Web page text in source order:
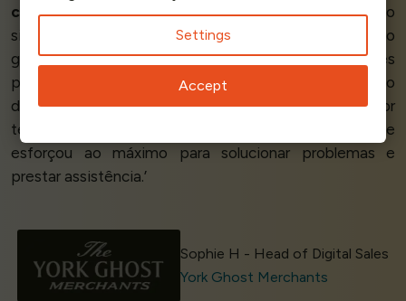
comerciais complexase oalto tráfegoem nosso
site em horários e datas específicos estava causando
grandes problemas. O Queue-Fair agora gerencia esses
problemas com eficiência e temos
do fluxo
de vendas. Osuporte imediatodisponível por
telefone é
- a equipe da Queue Fair se
esforçou ao máximo para solucionar problemas e
prestar assistência.’
Sophie H - Head of Digital Sales
York Ghost Merchants
Settings
Accept